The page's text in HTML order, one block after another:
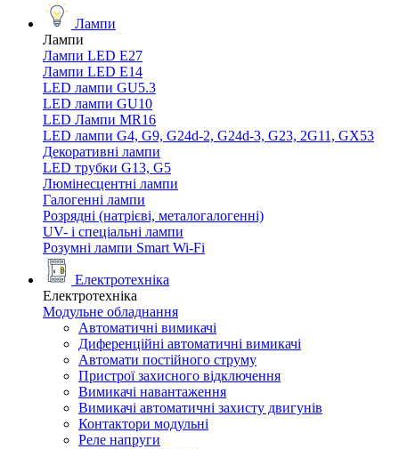
Лампи
Лампи
Лампи LED E27
Лампи LED Е14
LED лампи GU5.3
LED лампи GU10
LED Лампи MR16
LED лампи G4, G9, G24d-2, G24d-3, G23, 2G11, GX53
Декоративні лампи
LED трубки G13, G5
Люмінесцентні лампи
Галогенні лампи
Розрядні (натрієві, металогалогенні)
UV- і спеціальні лампи
Розумні лампи Smart Wi-Fi
Електротехніка
Електротехніка
Модульне обладнання
Автоматичні вимикачі
Диференційні автоматичні вимикачі
Автомати постійного струму
Пристрої захисного відключення
Вимикачі навантаження
Вимикачі автоматичні захисту двигунів
Контактори модульні
Реле напруги